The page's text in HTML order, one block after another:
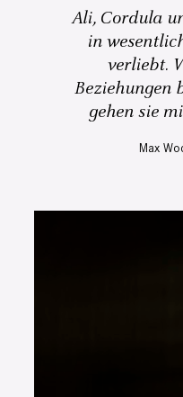
Ali, Cordula
in
verliebt.
Beziehungen
gehen sie
Max